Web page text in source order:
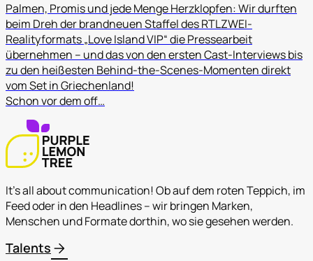
Palmen, Promis und jede Menge Herzklopfen: Wir durften
beim Dreh der brandneuen Staffel des RTLZWEI-
Realityformats „Love Island VIP“ die Pressearbeit
übernehmen – und das von den ersten Cast-Interviews bis
zu den heißesten Behind-the-Scenes-Momenten direkt
vom Set in Griechenland!
Schon vor dem off…
It's all about communication! Ob auf dem roten Teppich, im
Feed oder in den Headlines – wir bringen Marken,
Menschen und Formate dorthin, wo sie gesehen werden.
Talents arrow_forward